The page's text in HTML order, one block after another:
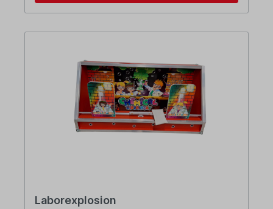
Laborexplosion